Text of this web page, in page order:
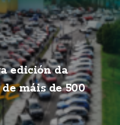
edición da
máis de 500